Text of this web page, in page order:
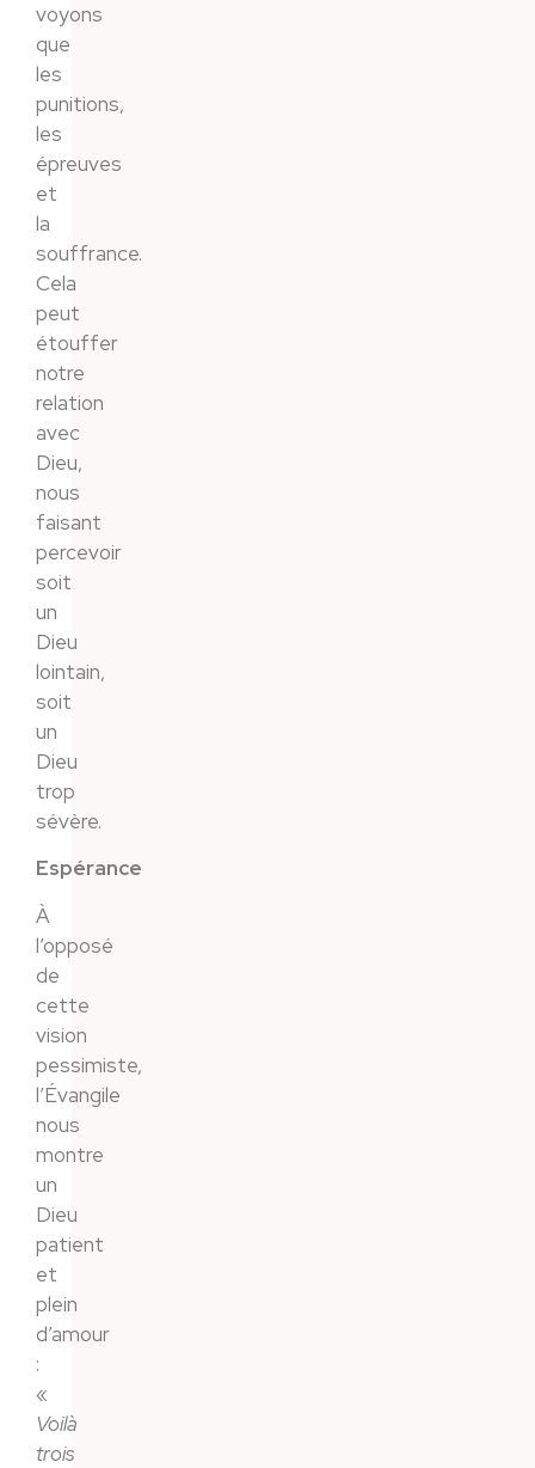
voyons
que
les
punitions,
les
épreuves
et
la
souffrance.
Cela
peut
étouffer
notre
relation
avec
Dieu,
nous
faisant
percevoir
soit
un
Dieu
lointain,
soit
un
Dieu
trop
sévère.
Espérance
À
l’opposé
de
cette
vision
pessimiste,
l’Évangile
nous
montre
un
Dieu
patient
et
plein
d’amour
:
«
Voilà
trois